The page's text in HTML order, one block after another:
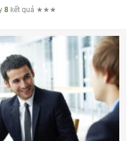
8 kết quả ★★★